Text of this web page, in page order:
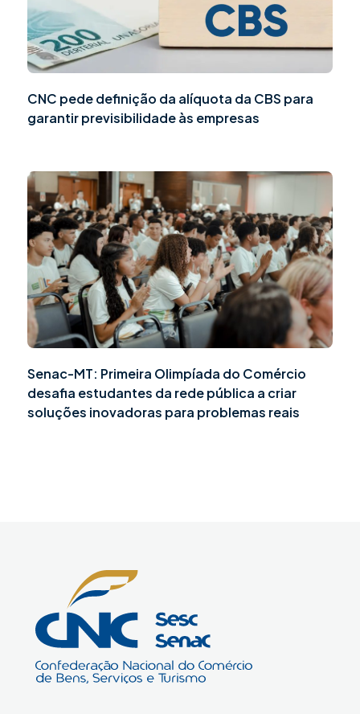
CNC pede definição da alíquota da CBS para
garantir previsibilidade às empresas
Senac-MT: Primeira Olimpíada do Comércio
desafia estudantes da rede pública a criar
soluções inovadoras para problemas reais